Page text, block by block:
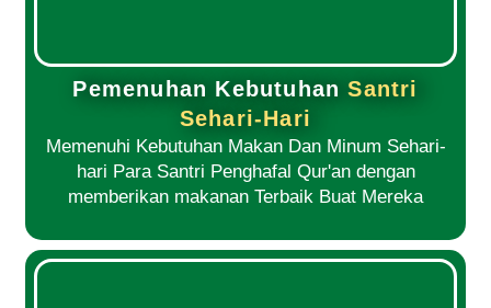
Pemenuhan KebutuhanSantri
Sehari-Hari
Memenuhi Kebutuhan Makan Dan Minum Sehari-
hari Para Santri Penghafal Qur'an dengan
memberikan makanan Terbaik Buat Mereka